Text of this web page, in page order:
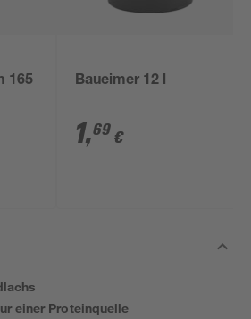
165
Baueimer 12 l
1,69 €
einer Proteinquelle